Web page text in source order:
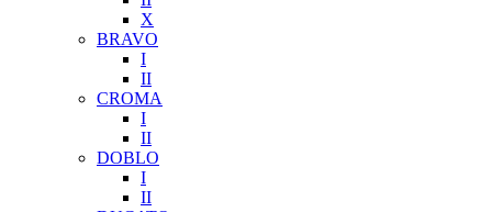
X
BRAVO
I
II
CROMA
I
II
DOBLO
I
II